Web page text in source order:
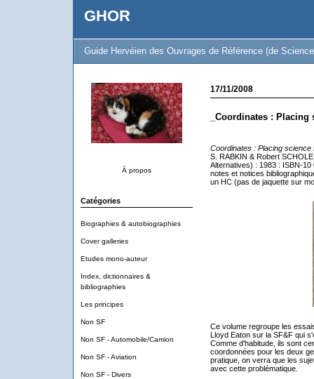
GHOR
Guide Hervéien des Ouvrages de Référence (de
À propos
Catégories
Biographies & autobiographies
Cover galleries
Etudes mono-auteur
Index, dictionnaires &
bibliographies
Les principes
Non SF
Non SF - Automobile/Camion
Non SF - Aviation
Non SF - Divers
17/11/2008
_Coordinates :
Coordinates : Placing science
S. RABKIN & Robert
Alternatives) : 1983 : ISBN-
notes et notices
un HC (pas de jaquette sur
Ce volume regroupe les
Lloyd Eaton sur la SF&F qui
Comme d'habitude, ils sont
coordonnées pour les deux
pratique, on verra que les
avec cette problématique.